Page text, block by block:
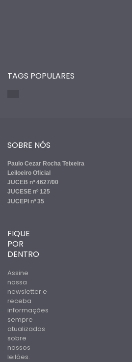
TAGS POPULARES
SOBRE NÓS
Paulo Cezar Rocha Teixeira
Leiloeiro Oficial
JUCEB nº 4627/00
JUCESE nº 125
JUCEPI nº 35
FIQUE
POR
DENTRO
Assine
nossa
newsletter e
receba
informações
sempre
atualizadas
sobre
nossos
leilões.